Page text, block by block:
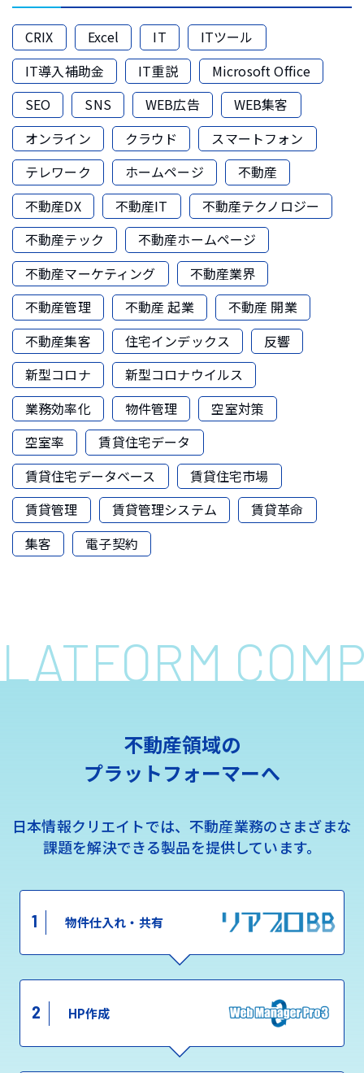
CRIX Excel IT
ITツール
IT導入補助金
IT重説
Microsoft Office
SEO
SNS WEB広告
WEB集客
オンライン
クラウド
スマートフォン
テレワーク
ホームページ
不動産
不動産DX
不動産IT
不動産テクノロジー
不動産テック
不動産ホームページ
不動産マーケティング
不動産業界
不動産管理
不動産 起業
不動産 開業
不動産集客
住宅インデックス
反響
新型コロナ
新型コロナウイルス
業務効率化
物件管理
空室対策
空室率
賃貸住宅データ
賃貸住宅データベース
賃貸住宅市場
賃貸管理
賃貸管理システム
賃貸革命
集客
電子契約
不動産領域の
プラットフォーマーへ
日本情報クリエイトでは、不動産業務のさまざまな
課題を解決できる製品を提供しています。
1 物件仕入れ・共有
2 HP作成